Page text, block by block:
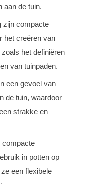
aan de tuin.
zijn compacte
het creëren van
het definiëren
van tuinpaden.
een gevoel van
de tuin, waardoor
strakke en
compacte
in potten op
een flexibele